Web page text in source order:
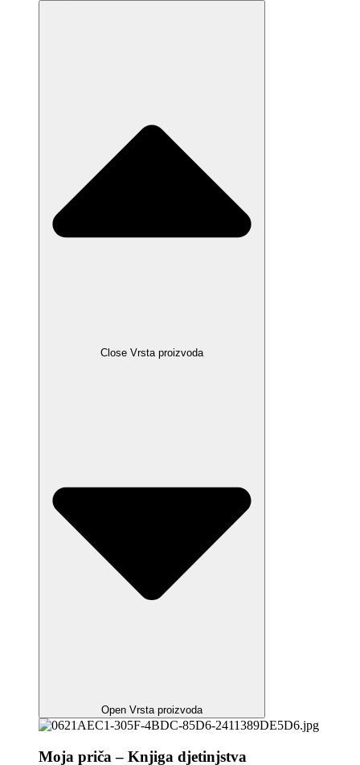
Close Vrsta proizvoda
Open Vrsta proizvoda
Moja priča – Knjiga djetinjstva